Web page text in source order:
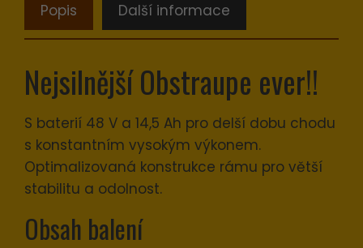
Popis Další informace
Nejsilnější Obstraupe ever!!
S baterií 48 V a 14,5 Ah pro delší dobu chodu
s konstantním vysokým výkonem.
Optimalizovaná konstrukce rámu pro větší
stabilitu a odolnost.
Obsah balení